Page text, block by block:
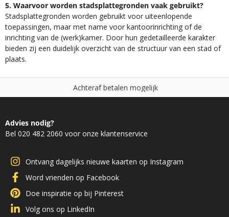
5. Waarvoor worden stadsplattegronden vaak gebruikt?
Stadsplattegronden worden gebruikt voor uiteenlopende
toepassingen, maar met name voor kantoorinrichting of de
inrichting van de (werk)kamer. Door hun gedetailleerde karakter
bieden zij een duidelijk overzicht van de structuur van een stad of
plaats.
A c teraf betalen mogel
Niet
Advies nodig?
Bel 020 482 2060 voor onze klantenservice
Ontvang dagelijks nieuwe kaarten op Instagram
Word vrienden op Facebook
Doe inspiratie op bij Pinterest
Volg ons op LinkedIn